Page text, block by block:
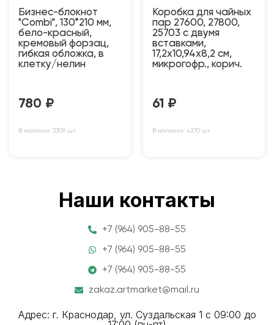
Бизнес-блокнот
"Combi", 130*210 мм,
бело-красный,
кремовый форзац,
гибкая обложка, в
клетку/нелин
780 ₽
В наличии: 3309 шт
Коробка для чайных
пар 27600, 27800,
25703 с двумя
вставками,
17,2х10,94х8,2 см,
микрогофр., корич.
61 ₽
В наличии: 4370 шт
Наши контакты
+7 (964) 905-88-55
+7 (964) 905-88-55
+7 (964) 905-88-55
zakaz.artmarket@mail.ru
Адрес: г. Краснодар, ул. Суздальская 1 с 09:00 до